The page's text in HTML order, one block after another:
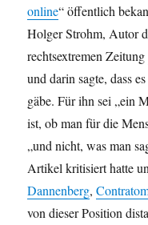
online“ öffentlich
Holger Strohm, Autor
rechtsextremen Zeitung
und darin sagte, dass
gäbe. Für ihn sei „ein
ist, ob man für die
„und nicht, was man
Artikel kritisiert hatte
Dannenberg,
von dieser Position